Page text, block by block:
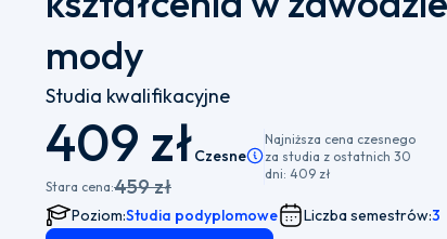
mody
Studia kwalifikacyjne
409 złCzesnePamiętaj, że istnieje możliwość
Stara cena:459 zł
Najniższa cena czesnego
za studia z ostatnich 30
dni: 409 zł
Poziom:Studia podyplomowe Liczba semestrów:3